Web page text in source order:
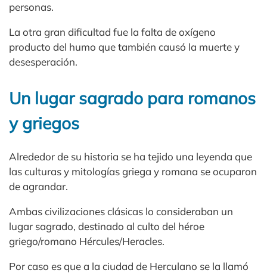
personas.
La otra gran dificultad fue la falta de oxígeno
producto del humo que también causó la muerte y
desesperación.
Un lugar sagrado para romanos
y griegos
Alrededor de su historia se ha tejido una leyenda que
las culturas y mitologías griega y romana se ocuparon
de agrandar.
Ambas civilizaciones clásicas lo consideraban un
lugar sagrado, destinado al culto del héroe
griego/romano Hércules/Heracles.
Por caso es que a la ciudad de Herculano se la llamó